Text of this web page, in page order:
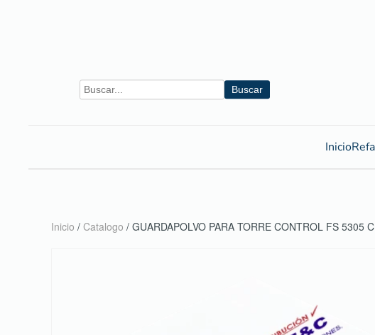
Buscar
Inicio
Inicio / Catalogo / GUARDAPOLVO PARA TORRE CONTROL FS 5305 C